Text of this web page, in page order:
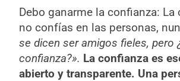
Debo ganarme la confianza:
no confías en las personas,
se dicen ser amigos fieles, pero
confianza?». La confianza es
abierto y transparente. Una